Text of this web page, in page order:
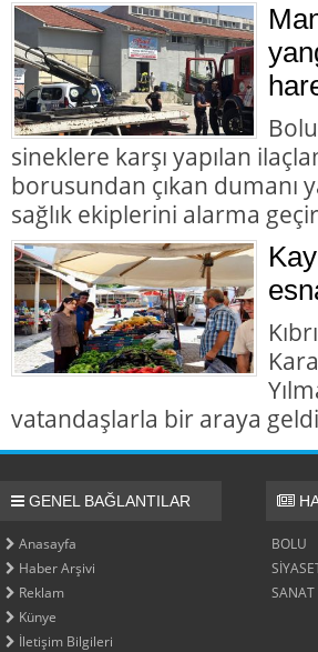
sineklere karşı yapılan
borusundan çıkan dumanı
sağlık ekiplerini alarma
vatandaşlarla bir araya
GENEL BAĞLANTILAR
Anasayfa
Haber Arşivi
Reklam
Künye
İletişim Bilgileri
BOLU
SANAT